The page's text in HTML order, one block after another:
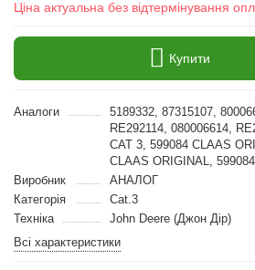
Ціна актуальна без відтермінування
Купити
Аналоги
5189332, 87315107,
RE292114, 080006614,
CAT 3, 599084 CLAAS
CLAAS ORIGINAL,
Виробник
АНАЛОГ
Категорія
Cat.3
Техніка
John Deere (Джон Дір)
Всі характеристики